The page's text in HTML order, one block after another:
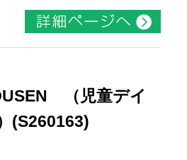
（児童デイ
(S260163)